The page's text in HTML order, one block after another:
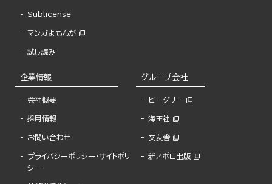
Sublicense
マンガよもんが
試し読み
企業情報
会社概要
採用情報
お問い合わせ
プライバシーポリシー・サイトポリ
シー
グループ会社
ビーグリー
海王社
文友舎
新アポロ出版